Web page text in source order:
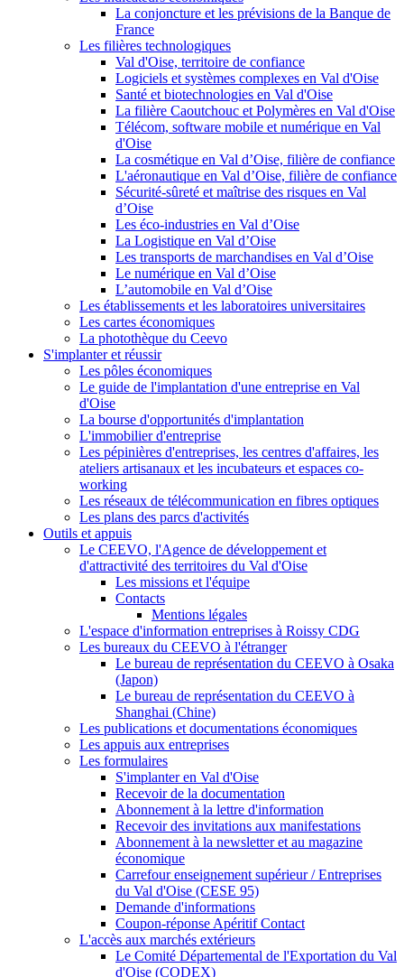
La conjoncture et les prévisions de la Banque de
France
Les filières technologiques
Val d'Oise, territoire de confiance
Logiciels et systèmes complexes en Val d'Oise
Santé et biotechnologies en Val d'Oise
La filière Caoutchouc et Polymères en Val d'Oise
Télécom, software mobile et numérique en Val
d'Oise
La cosmétique en Val d’Oise, filière de confiance
L'aéronautique en Val d’Oise, filière de confiance
Sécurité-sûreté et maîtrise des risques en Val
d’Oise
Les éco-industries en Val d’Oise
La Logistique en Val d’Oise
Les transports de marchandises en Val d’Oise
Le numérique en Val d’Oise
L’automobile en Val d’Oise
Les établissements et les laboratoires universitaires
Les cartes économiques
La photothèque du Ceevo
S'implanter et réussir
Les pôles économiques
Le guide de l'implantation d'une entreprise en Val
d'Oise
La bourse d'opportunités d'implantation
L'immobilier d'entreprise
Les pépinières d'entreprises, les centres d'affaires, les
ateliers artisanaux et les incubateurs et espaces co-
working
Les réseaux de télécommunication en fibres optiques
Les plans des parcs d'activités
Outils et appuis
Le CEEVO, l'Agence de développement et
d'attractivité des territoires du Val d'Oise
Les missions et l'équipe
Contacts
Mentions légales
L'espace d'information entreprises à Roissy CDG
Les bureaux du CEEVO à l'étranger
Le bureau de représentation du CEEVO à Osaka
(Japon)
Le bureau de représentation du CEEVO à
Shanghai (Chine)
Les publications et documentations économiques
Les appuis aux entreprises
Les formulaires
S'implanter en Val d'Oise
Recevoir de la documentation
Abonnement à la lettre d'information
Recevoir des invitations aux manifestations
Abonnement à la newsletter et au magazine
économique
Carrefour enseignement supérieur / Entreprises
du Val d'Oise (CESE 95)
Demande d'informations
Coupon-réponse Apéritif Contact
L'accès aux marchés extérieurs
Le Comité Départemental de l'Exportation du Val
d'Oise (CODEX)